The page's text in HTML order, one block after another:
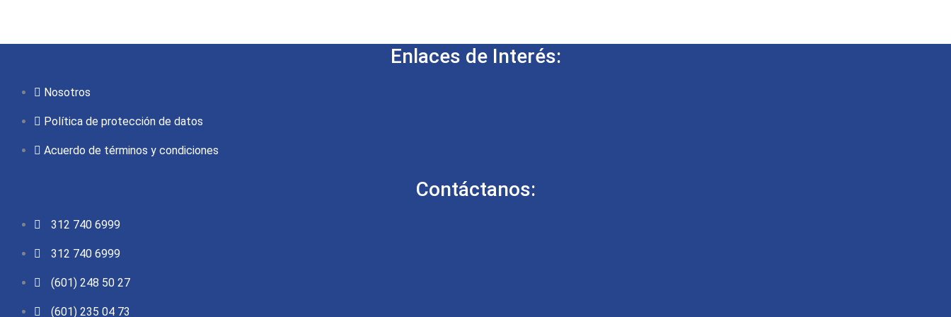
Enlaces de Interés:
Nosotros
Política de protección de datos
Acuerdo de términos y condiciones
Contáctanos:
312 740 6999
312 740 6999
(601) 248 50 27
(601) 235 04 73